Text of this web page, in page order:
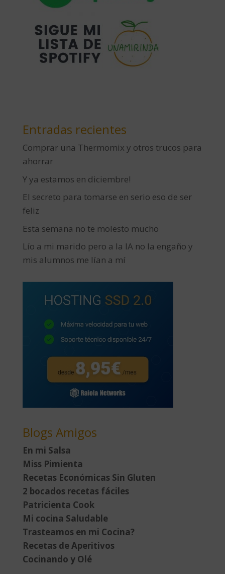
Entradas recientes
Comprar una Thermomix y otros trucos para
ahorrar
Y ya estamos en diciembre!
El secreto para tomarse en serio eso de ser
feliz
Esta semana no te molesto mucho
Lío a mi marido pero a la IA no la engaño y
mis alumnos me lían a mí
Blogs Amigos
En mi Salsa
Miss Pimienta
Recetas Económicas Sin Gluten
2 bocados recetas fáciles
Patricienta Cook
Mi cocina Saludable
Trasteamos en mi Cocina?
Recetas de Aperitivos
Cocinando y Olé